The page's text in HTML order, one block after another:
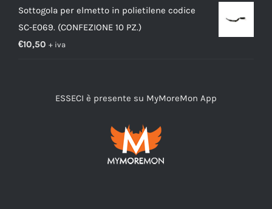
Sottogola per elmetto in polietilene codice
SC-E069. (CONFEZIONE 10 PZ.)
€10,50 + iva
ESSECI è presente su MyMoreMon App